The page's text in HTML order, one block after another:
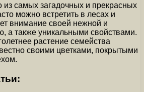
самых загадочных и прекрасных
можно встретить в лесах и
внимание своей нежной и
а также уникальными свойствами.
растение семейства
своими цветками, покрытыми